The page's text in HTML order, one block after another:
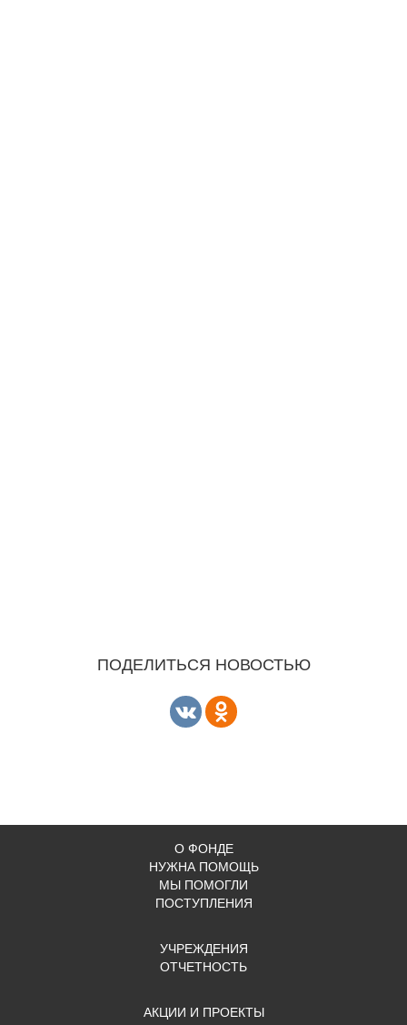
ПОДЕЛИТЬСЯ НОВОСТЬЮ
О ФОНДЕ
НУЖНА ПОМОЩЬ
МЫ ПОМОГЛИ
ПОСТУПЛЕНИЯ
УЧРЕЖДЕНИЯ
ОТЧЕТНОСТЬ
АКЦИИ И ПРОЕКТЫ